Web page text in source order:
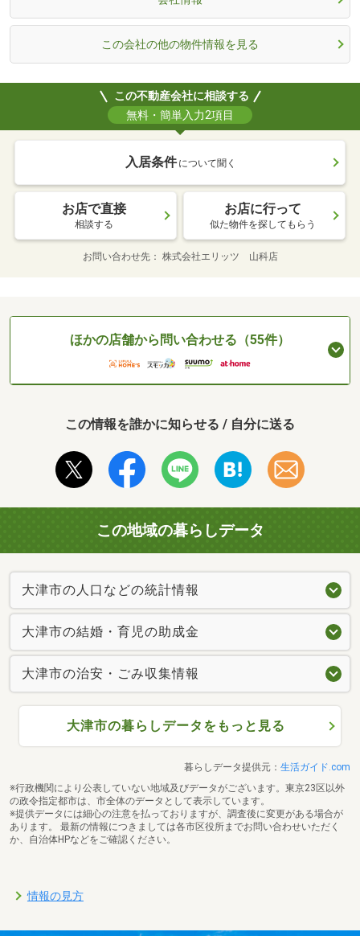
この会社の他の物件情報を見る
この不動産会社に相談する
無料・簡単入力2項目
入居条件 について聞く
お店で直接
相談する
お店に行って
似た物件を探してもらう
お問い合わせ先 株式会社エリッツ 山科店
ほかの店舗から問い合わせる（55件）
この情報を誰かに知らせる / 自分に送る
この地域の暮らしデータ
大津市の人口などの統計情報
大津市の結婚・育児の助成金
大津市の治安・ごみ収集情報
大津市の暮らしデータをもっと見る
暮らしデータ提供元： 生活ガイド.com
※行政機関により公表していない地域及びデータがございます。東京23区以外
の政令指定都市は、市全体のデータとして表示しています。
※提供データには細心の注意を払っておりますが、調査後に変更がある場合が
あります。 最新の情報につきましては各市区役所までお問い合わせいただく
か、自治体HPなどをご確認ください。
情報の見方